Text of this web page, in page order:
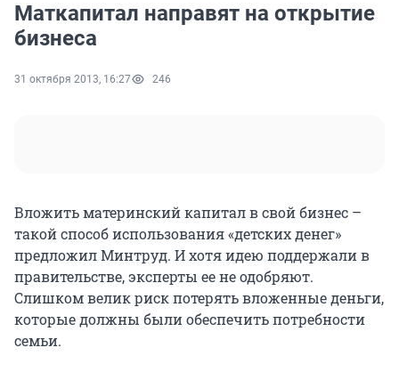
Маткапитал направят на открытие
бизнеса
31 октября 2013, 16:27 246
Вложить материнский капитал в свой бизнес –
такой способ использования «детских денег»
предложил Минтруд. И хотя идею поддержали в
правительстве, эксперты ее не одобряют.
Слишком велик риск потерять вложенные деньги,
которые должны были обеспечить потребности
семьи.